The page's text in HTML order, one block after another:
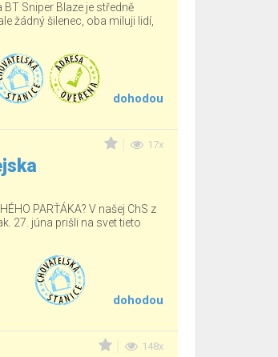
Sniper Blaze je středně
žádný šilenec, oba miluji lidí,
dohodou
17x
PARŤÁKA? V našej ChS z
27. júna prišli na svet tieto
dohodou
148x